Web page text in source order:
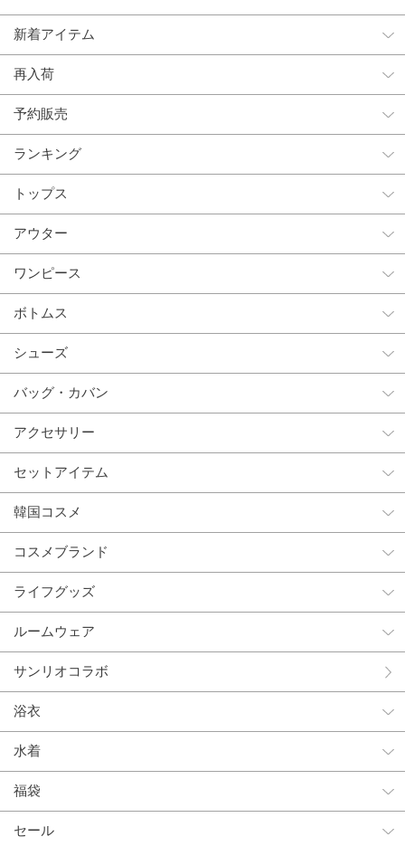
新着アイテム
再入荷
予約販売
ランキング
トップス
アウター
ワンピース
ボトムス
シューズ
バッグ・カバン
アクセサリー
セットアイテム
韓国コスメ
コスメブランド
ライフグッズ
ルームウェア
サンリオコラボ
浴衣
水着
福袋
セール